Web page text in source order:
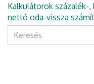
Kalkulátorok százalék-
nettó oda-vissza
Keresés
űrlap